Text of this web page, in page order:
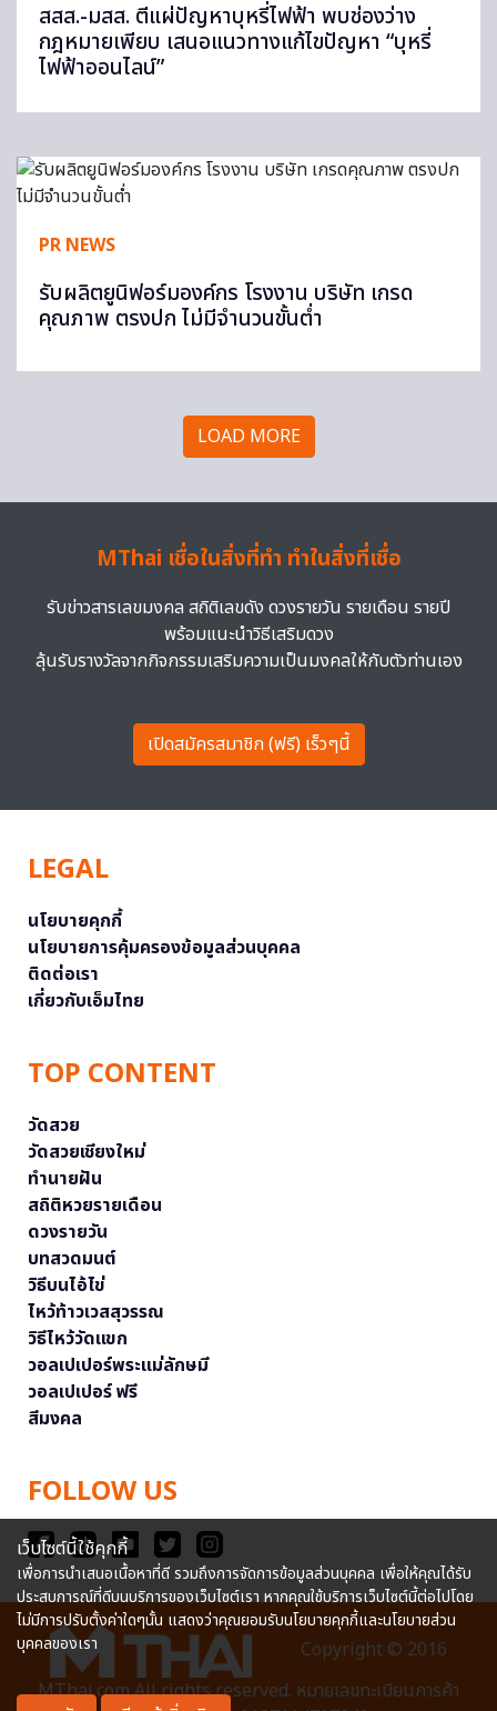
สสส.-มสส. ตีแผ่ปัญหาบุหรี่ไฟฟ้า พบช่องว่าง
กฎหมายเพียบ เสนอแนวทางแก้ไขปัญหา “บุหรี่
ไฟฟ้าออนไลน์”
PR NEWS
รับผลิตยูนิฟอร์มองค์กร โรงงาน บริษัท เกรด
คุณภาพ ตรงปก ไม่มีจำนวนขั้นต่ำ
LOAD MORE
MThai เชื่อในสิ่งที่ทำ ทำในสิ่งที่เชื่อ
รับข่าวสารเลขมงคล สถิติเลขดัง ดวงรายวัน รายเดือน รายปี
พร้อมแนะนำวิธีเสริมดวง
ลุ้นรับรางวัลจากกิจกรรมเสริมความเป็นมงคลให้กับตัวท่านเอง
เปิดสมัครสมาชิก (ฟรี) เร็วๆนี้
LEGAL
นโยบายคุกกี้
นโยบายการคุ้มครองข้อมูลส่วนบุคคล
ติดต่อเรา
เกี่ยวกับเอ็มไทย
TOP CONTENT
วัดสวย
วัดสวยเชียงใหม่
ทำนายฝัน
สถิติหวยรายเดือน
ดวงรายวัน
บทสวดมนต์
วิธีบนไอ้ไข่
ไหว้ท้าวเวสสุวรรณ
วิธีไหว้วัดแขก
วอลเปเปอร์พระแม่ลักษมี
วอลเปเปอร์ ฟรี
สีมงคล
FOLLOW US
Copyright © 2016
MThai.com All rights reserved. หมายเลขทะเบียนการค้า
เว็บไซต์นี้ใช้คุกกี้
เพื่อการนำเสนอเนื้อหาที่ดี รวมถึงการจัดการข้อมูลส่วนบุคคล เพื่อให้คุณได้รับ
ประสบการณ์ที่ดีบนบริการของเว็บไซต์เรา หากคุณใช้บริการเว็บไซต์นี้ต่อไปโดย
ไม่มีการปรับตั้งค่าใดๆนั้น แสดงว่าคุณยอมรับนโยบายคุกกี้และนโยบายส่วน
บุคคลของเรา